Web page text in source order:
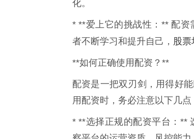
化。
* **爱上它的挑战性：** 配
者不断学习和提升自己， 股
**如何正确使用配资？**
配资是一把双刃剑，用得好
用配资时，务必注意以下几点
* **选择正规的配资平台：**